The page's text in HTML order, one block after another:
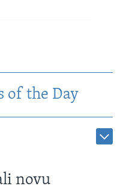
of the Day
novu